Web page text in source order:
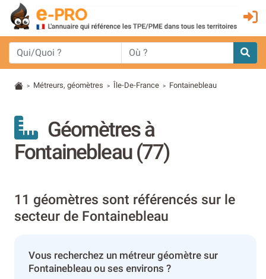
> Métreurs, géomètres > Île-De-France > Fontainebleau
Géomètres à
Fontainebleau (77)
11 géomètres sont référencés sur le
secteur de Fontainebleau
Vous recherchez un métreur géomètre sur
Fontainebleau ou ses environs ?